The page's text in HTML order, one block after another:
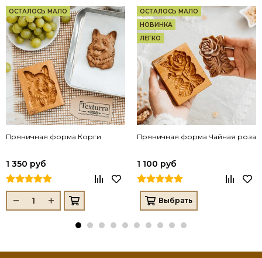
ОСТАЛОСЬ МАЛО
Пряничная форма Корги
1 350 руб
ОСТАЛОСЬ МАЛО
НОВИНКА
ЛЕГКО
Пряничная форма Чайная роза
1 100 руб
Выбрать